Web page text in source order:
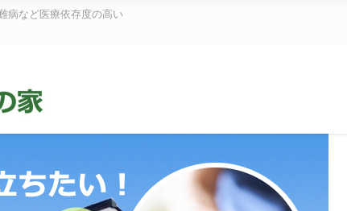
病など医療依存度の高い